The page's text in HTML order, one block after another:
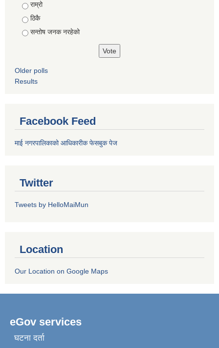
राम्रो
ठिकै
सन्तोष जनक नरहेको
Older polls
Results
Facebook Feed
माई नगरपालिकाको आधिकारीक फेसबुक पेज
Twitter
Tweets by HelloMaiMun
Location
Our Location on Google Maps
eGov services
घटना दर्ता